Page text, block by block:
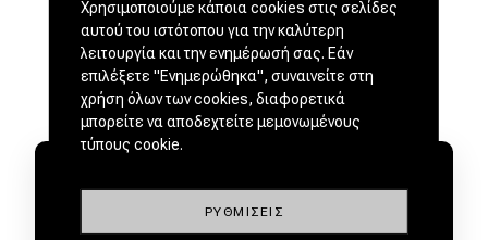
Χρησιμοποιούμε κάποια cookies στις σελίδες
αυτού του ιστότοπου για την καλύτερη
λειτουργία και την ενημέρωσή σας. Εάν
επιλέξετε "Ενημερώθηκα", συναινείτε στη
χρήση όλων των cookies, διαφορετικά
μπορείτε να αποδεχτείτε μεμονωμένους
τύπους cookie.
ΡΥΘΜΊΣΕΙΣ